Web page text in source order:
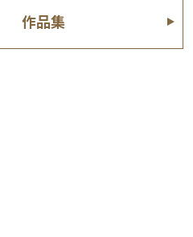
作品集